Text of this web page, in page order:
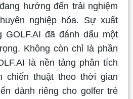
hướng đến trải nghiệm
nghiệp hóa. Sự xuất
GOLF.AI đã đánh dấu một
Không còn chỉ là phần
là nền tảng phân tích
chiến thuật theo thời gian
dành riêng cho golfer trẻ